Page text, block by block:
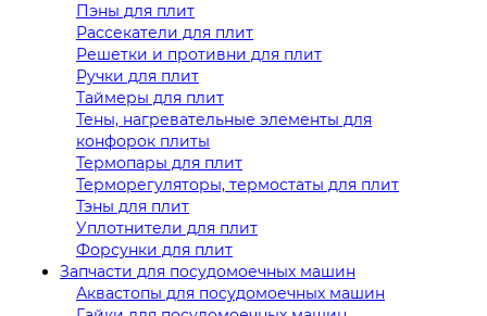
Пэны для плит
Рассекатели для плит
Решетки и противни для плит
Ручки для плит
Таймеры для плит
Тены, нагревательные элементы для
конфорок плиты
Термопары для плит
Терморегуляторы, термостаты для плит
Тэны для плит
Уплотнители для плит
Форсунки для плит
Запчасти для посудомоечных машин
Аквастопы для посудомоечных машин